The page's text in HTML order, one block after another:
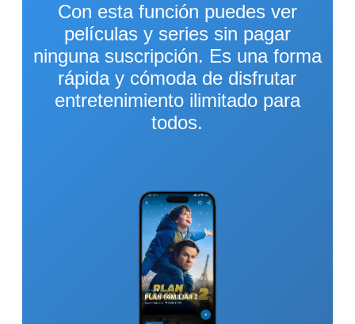
Con esta función puedes ver
películas y series sin pagar
ninguna suscripción. Es una forma
rápida y cómoda de disfrutar
entretenimiento ilimitado para
todos.